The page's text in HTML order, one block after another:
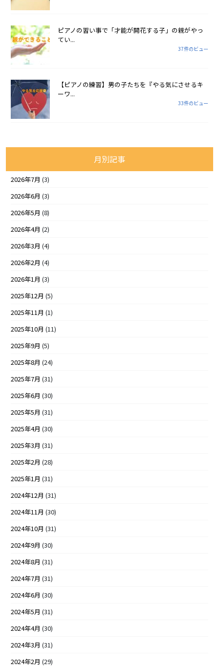
ピアノの習い事で「才能が開花する子」の親がやっ
てい...
37件のビュー
【ピアノの練習】男の子たちを『やる気にさせるキ
ーワ...
33件のビュー
月別記事
2026年7月 (3)
2026年6月 (3)
2026年5月 (8)
2026年4月 (2)
2026年3月 (4)
2026年2月 (4)
2026年1月 (3)
2025年12月 (5)
2025年11月 (1)
2025年10月 (11)
2025年9月 (5)
2025年8月 (24)
2025年7月 (31)
2025年6月 (30)
2025年5月 (31)
2025年4月 (30)
2025年3月 (31)
2025年2月 (28)
2025年1月 (31)
2024年12月 (31)
2024年11月 (30)
2024年10月 (31)
2024年9月 (30)
2024年8月 (31)
2024年7月 (31)
2024年6月 (30)
2024年5月 (31)
2024年4月 (30)
2024年3月 (31)
2024年2月 (29)